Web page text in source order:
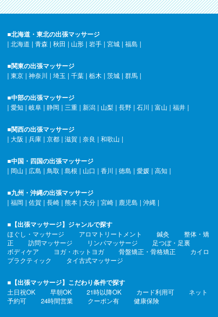
■北海道・東北の出張マッサージ
| 北海道 | 青森 | 秋田 | 山形 | 岩手 | 宮城 | 福島 |
■関東の出張マッサージ
| 東京 | 神奈川 | 埼玉 | 千葉 | 栃木 | 茨城 | 群馬 |
■中部の出張マッサージ
| 愛知 | 岐阜 | 静岡 | 三重 | 新潟 | 山梨 | 長野 | 石川 | 富山 | 福井 |
■関西の出張マッサージ
| 大阪 | 兵庫 | 京都 | 滋賀 | 奈良 | 和歌山 |
■中国・四国の出張マッサージ
| 岡山 | 広島 | 鳥取 | 島根 | 山口 | 香川 | 徳島 | 愛媛 | 高知 |
■九州・沖縄の出張マッサージ
| 福岡 | 佐賀 | 長崎 | 熊本 | 大分 | 宮崎 | 鹿児島 | 沖縄 |
■【出張マッサージ】ジャンルで探す
ほぐし・マッサージ
アロマトリートメント 鍼灸
整体・矯
正
訪問マッサージ リンパマッサージ
足つぼ・足裏
ボディケア
ヨガ・ホットヨガ 骨盤矯正・骨格矯正
カイロ
プラクティック
タイ古式マッサージ
■【出張マッサージ】こだわり条件で探す
土日祝OK
早朝OK 21時以降OK カード利用可
ネット
予約可
24時間営業 クーポン有 健康保険